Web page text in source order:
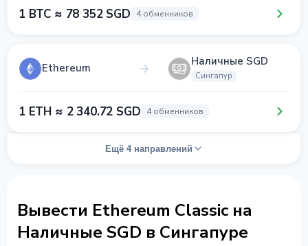
1 BTC ≈ 78 352 SGD 4 обменников
Ethereum Наличные SGD
Сингапур
1 ETH ≈ 2 340.72 SGD 4 обменников
Ещё 4 направлений
Вывести Ethereum Classic на
Наличные SGD в Сингапуре